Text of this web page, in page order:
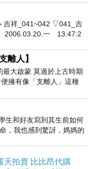
耶！
敞。
由於先天左手手掌與手
到台灣、16歲即開始接觸
殘缺、促使我更努力用更
更為打拼、所以受到當
國再強化應有的本職學
吉祥_041~042 ▽041_吉
2006.03.20.一 13:47:2
離人】
大啟蒙 莫過於上古時期
擁有像「支離人」這種
必讀
生和好友寫到其生前如何
，我也感到驚訝，媽媽的
天拍賣 比比昂代購